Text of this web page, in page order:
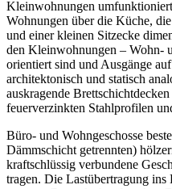
Kleinwohnungen
Wohnungen über die Küche,
und einer kleinen Sitzecke
den Kleinwohnungen – Wohn-
orientiert sind und Ausgänge
architektonisch und statisch
auskragende
feuerverzinkten Stahlprofilen
Büro- und Wohngeschosse
Dämmschicht getrennten)
kraftschlüssig verbundene
tragen. Die Lastübertragung ins